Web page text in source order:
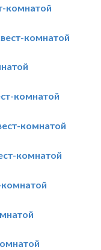
комнатой
комнатой
комнатой
комнатой
комнатой